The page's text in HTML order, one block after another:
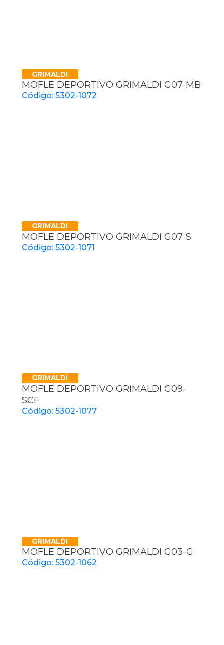
GRIMALDI
MOFLE DEPORTIVO GRIMALDI G07-MB
Código: 5302-1072
GRIMALDI
MOFLE DEPORTIVO GRIMALDI G07-S
Código: 5302-1071
GRIMALDI
MOFLE DEPORTIVO GRIMALDI G09-
SCF
Código: 5302-1077
GRIMALDI
MOFLE DEPORTIVO GRIMALDI G03-G
Código: 5302-1062